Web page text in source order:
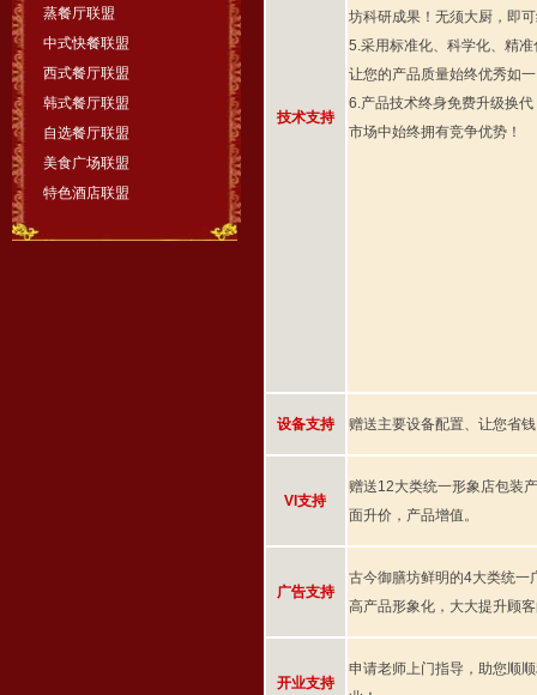
蒸餐厅联盟
中式快餐联盟
西式餐厅联盟
韩式餐厅联盟
自选餐厅联盟
美食广场联盟
特色酒店联盟
技术支持
坊科研成果！无须大厨，即
5.采用标准化、科学化、精
让您的产品质量始终优秀如
6.产品技术终身免费升级换
市场中始终拥有竞争优势！
设备支持 赠送主要设备配置、让您省
VI支持
赠送12大类统一形象店包装
面升价，产品增值。
广告支持
古今御膳坊鲜明的4大类统一
高产品形象化，大大提升顾
开业支持
申请老师上门指导，助您顺